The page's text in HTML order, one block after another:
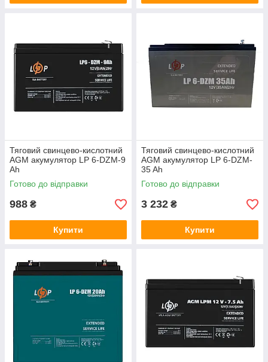
Тяговий свинцево-кислотний
AGM акумулятор LP 6-DZM-9
Ah
Готово до відправки
988 ₴
Купити
Тяговий свинцево-кислотний
AGM акумулятор LP 6-DZM-
35 Ah
Готово до відправки
3 232 ₴
Купити